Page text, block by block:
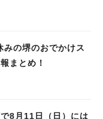
みの堺のおでかけス
まとめ！
で8月11日（日）には